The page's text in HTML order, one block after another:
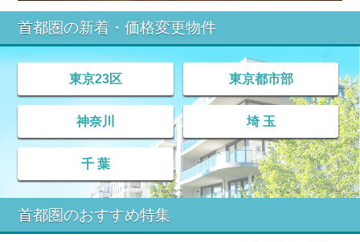
首都圏の新着・価格変更物件
東京23区 東京都市部
神奈川 埼 玉
千 葉
首都圏のおすすめ特集